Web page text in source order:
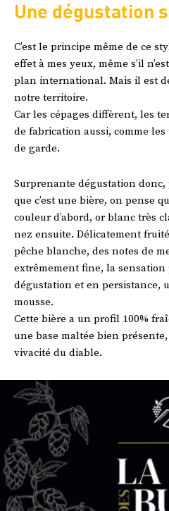
Une dégustation
C’est le principe même de ce
effet à mes yeux, même s’il
plan international. Mais il est
notre territoire.
Car les cépages diffèrent, les
de fabrication aussi, comme
de garde.
Surprenante dégustation donc,
que c’est une bière, on pense
couleur d’abord, or blanc très
nez ensuite. Délicatement
pêche blanche, des notes de
extrêmement fine, la
dégustation et en persistance,
mousse.
Cette bière a un profil 100%
une base maltée bien
vivacité du diable.